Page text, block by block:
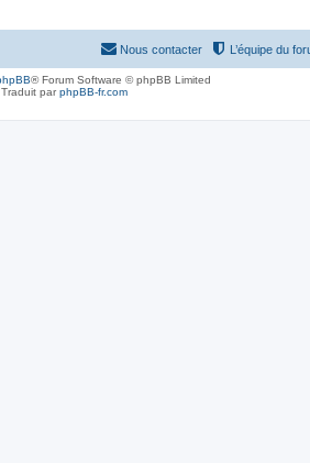
L’équipe du
Nous contacter
® Forum Software © phpBB Limited
Traduit parphpBB-fr.com